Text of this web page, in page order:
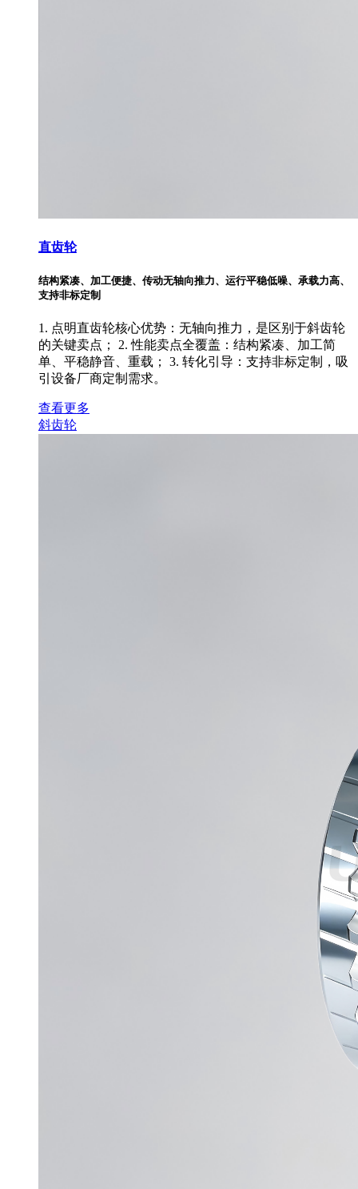
直齿轮
结构紧凑、加工便捷、传动无轴向推力、运行平稳低噪、承载力高、
支持非标定制
1. 点明直齿轮核心优势：无轴向推力，是区别于斜齿轮
的关键卖点； 2. 性能卖点全覆盖：结构紧凑、加工简
单、平稳静音、重载； 3. 转化引导：支持非标定制，吸
引设备厂商定制需求。
查看更多
斜齿轮